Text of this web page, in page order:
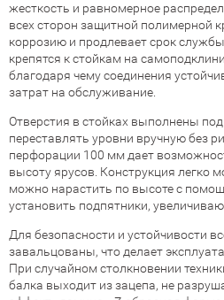
жесткость и равномерное
всех сторон защитной полимерной
коррозию и продлевает срок
крепятся к стойкам на
благодаря чему соединения
затрат на обслуживание.
Отверстия в стойках выполнены
переставлять уровни вручную без
перфорации 100 мм дает
высоту ярусов. Конструкция легко
можно нарастить по высоте с
установить подпятники,
Для безопасности и устойчивости
завальцованы, что делает
При случайном столкновении
балка выходит из зацепа, не